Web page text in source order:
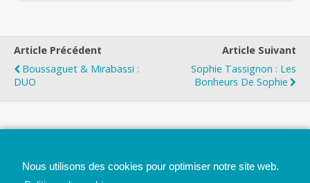
Article Précédent
Boussaguet & Mirabassi :
DUO
Article Suivant
Sophie Tassignon : Les
Bonheurs De Sophie
Nous utilisons des cookies pour optimiser notre site web.